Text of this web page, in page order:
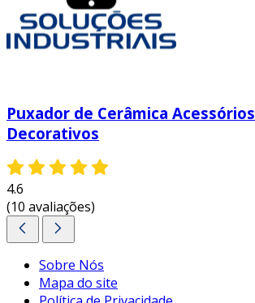
Puxador de Cerâmica Acessórios
Decorativos
4.6
(10 avaliações)
Sobre Nós
Mapa do site